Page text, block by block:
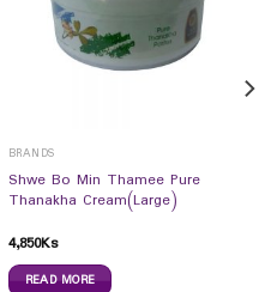
BRANDS
Shwe Bo Min Thamee Pure
Thanakha Cream(Large)
4,850Ks
READ MORE